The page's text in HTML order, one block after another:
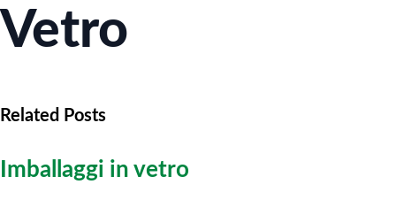
Vetro
Related Posts
Imballaggi in vetro